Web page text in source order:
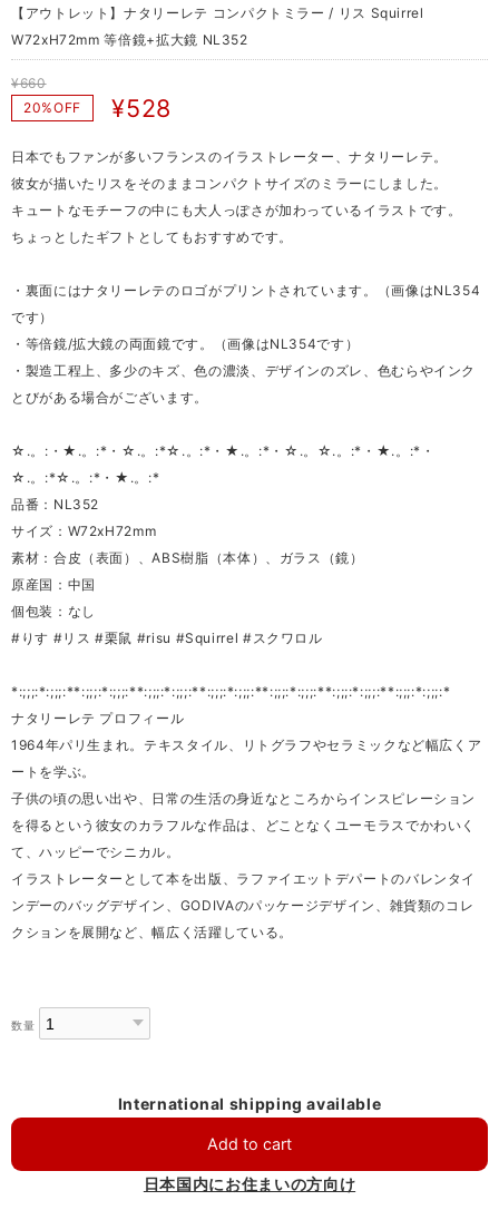
【アウトレット】ナタリーレテ コンパクトミラー / リス Squirrel
W72xH72mm 等倍鏡+拡大鏡 NL352
¥660
20%OFF
¥528
日本でもファンが多いフランスのイラストレーター、ナタリーレテ。
彼女が描いたリスをそのままコンパクトサイズのミラーにしました。
キュートなモチーフの中にも大人っぽさが加わっているイラストです。
ちょっとしたギフトとしてもおすすめです。
・裏面にはナタリーレテのロゴがプリントされています。（画像はNL354
です）
・等倍鏡/拡大鏡の両面鏡です。（画像はNL354です）
・製造工程上、多少のキズ、色の濃淡、デザインのズレ、色むらやインク
とびがある場合がございます。
☆.。:・★.。:*・☆.。:*☆.。:*・★.。:*・☆.。☆.。:*・★.。:*・
☆.。:*☆.。:*・★.。:*
品番：NL352
サイズ：W72xH72mm
素材：合皮（表面）、ABS樹脂（本体）、ガラス（鏡）
原産国：中国
個包装：なし
#りす #リス #栗鼠 #risu #Squirrel #スクワロル
*:;;;:*:;;;:**:;;;:*:;;;:**:;;;:*:;;;:**:;;;:*:;;;:**:;;;:*:;;;:**:;;;:*:;;;:**:;;;:*:;;;:*
ナタリーレテ プロフィール
1964年パリ生まれ。テキスタイル、リトグラフやセラミックなど幅広くア
ートを学ぶ。
子供の頃の思い出や、日常の生活の身近なところからインスピレーション
を得るという彼女のカラフルな作品は、どことなくユーモラスでかわいく
て、ハッピーでシニカル。
イラストレーターとして本を出版、ラファイエットデパートのバレンタイ
ンデーのバッグデザイン、GODIVAのパッケージデザイン、雑貨類のコレ
クションを展開など、幅広く活躍している。
数量
International shipping available
Add to cart
日本国内にお住まいの方向け